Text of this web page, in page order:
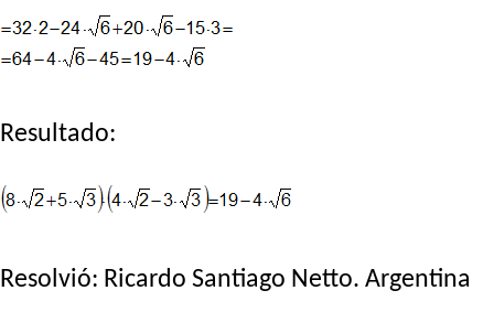
Resultado:
Resolvió: Ricardo Santiago Netto. Argentina